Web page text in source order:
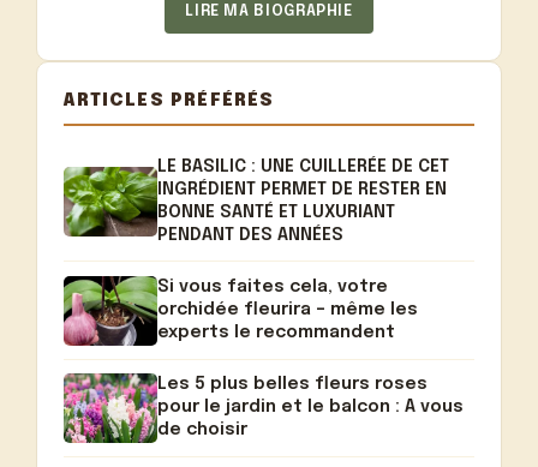
LIRE MA BIOGRAPHIE
ARTICLES PRÉFÉRÉS
LE BASILIC : UNE CUILLERÉE DE CET
INGRÉDIENT PERMET DE RESTER EN
BONNE SANTÉ ET LUXURIANT
PENDANT DES ANNÉES
Si vous faites cela, votre
orchidée fleurira – même les
experts le recommandent
Les 5 plus belles fleurs roses
pour le jardin et le balcon : A vous
de choisir